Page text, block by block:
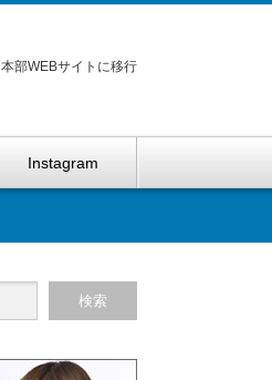
本部WEBサイトに移行
Instagram